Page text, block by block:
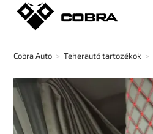
Cobra Auto > Teherautó tartozékok >